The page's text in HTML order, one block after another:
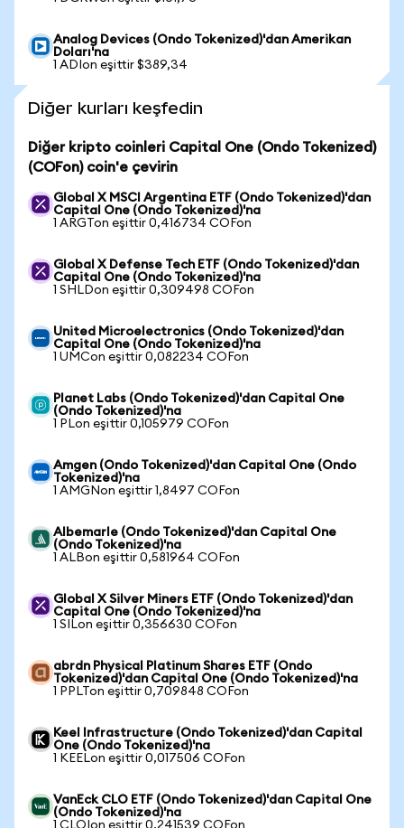
Analog Devices (Ondo Tokenized)'dan Amerikan
Doları'na
1 ADIon eşittir $389,34
Diğer kurları keşfedin
Diğer kripto coinleri Capital One (Ondo Tokenized)
(COFon) coin'e çevirin
Global X MSCI Argentina ETF (Ondo Tokenized)'dan
Capital One (Ondo Tokenized)'na
1 ARGTon eşittir 0,416734 COFon
Global X Defense Tech ETF (Ondo Tokenized)'dan
Capital One (Ondo Tokenized)'na
1 SHLDon eşittir 0,309498 COFon
United Microelectronics (Ondo Tokenized)'dan
Capital One (Ondo Tokenized)'na
1 UMCon eşittir 0,082234 COFon
Planet Labs (Ondo Tokenized)'dan Capital One
(Ondo Tokenized)'na
1 PLon eşittir 0,105979 COFon
Amgen (Ondo Tokenized)'dan Capital One (Ondo
Tokenized)'na
1 AMGNon eşittir 1,8497 COFon
Albemarle (Ondo Tokenized)'dan Capital One
(Ondo Tokenized)'na
1 ALBon eşittir 0,581964 COFon
Global X Silver Miners ETF (Ondo Tokenized)'dan
Capital One (Ondo Tokenized)'na
1 SILon eşittir 0,356630 COFon
abrdn Physical Platinum Shares ETF (Ondo
Tokenized)'dan Capital One (Ondo Tokenized)'na
1 PPLTon eşittir 0,709848 COFon
Keel Infrastructure (Ondo Tokenized)'dan Capital
One (Ondo Tokenized)'na
1 KEELon eşittir 0,017506 COFon
VanEck CLO ETF (Ondo Tokenized)'dan Capital One
(Ondo Tokenized)'na
1 CLOIon eşittir 0,241539 COFon